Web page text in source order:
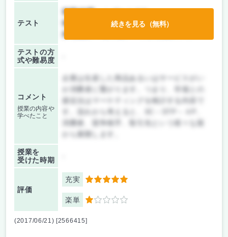
テスト
前期/中間：
後期/期末：
テストのみ
テストの方
式や難易度
コメント
授業の内容や
学べたこと
企業は生産した商品あるいはサービスがい
接近法はマーケティングを検討する内容で
授業を
受けた時期
評価
充実 5
楽単 1
続きを見る（無料）
(2017/06/21) [2566415]